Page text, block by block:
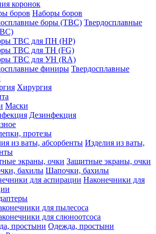
коронок
Наборы боров
Твердосплавные
ТВС для ПН (HP)
ТВС для ТН (FG)
ТВС для УН (RA)
Твердосплавные
Хирургия
Маски
Дезинфекция
протезы
Изделия из ваты,
Защитные экраны, очки
Шапочки, бахилы
Наконечники для
для пылесоса
для слюноотсоса
Одежда, простыни